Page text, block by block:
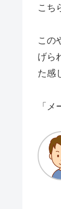
こち
この
げら
た感
「